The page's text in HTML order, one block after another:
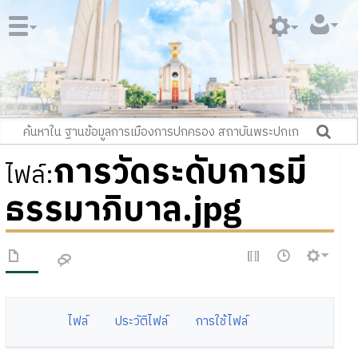
ไฟล์:การวัดระดับการมี
ธรรมาภิบาล.jpg
ไฟล์ ประวัติไฟล์ การใช้ไฟล์